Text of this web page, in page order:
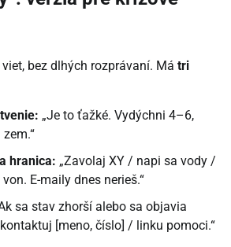
bez dlhých rozprávaní. Má tri
„Je to ťažké. Vydýchni 4–6,
hranica: „Zavolaj XY / napi sa vody /
E-maily dnes nerieš.“
sa stav zhorší alebo sa objavia
[meno, číslo] / linku pomoci.“